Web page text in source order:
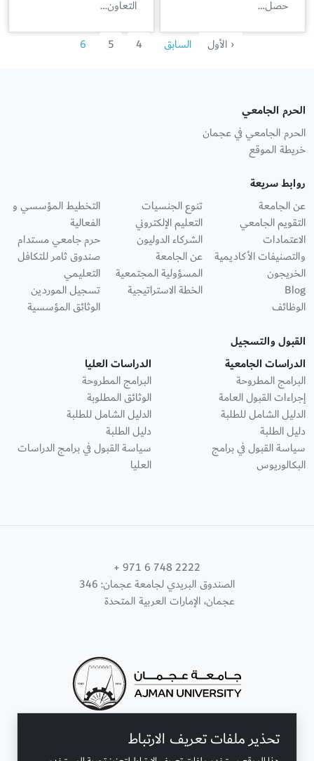
حصل…
التعاون…
‹ الأول السابق 4
5
6
تحذير ملفات تعريف الارتباط
الحرم الجامعي
الحرم الجامعي في عجمان
خريطة الموقع
روابط سريعة
عن الجامعة
التقويم الجامعي
الاعتمادات
والتصنيفات الأكاديمية
الخريجون
Blog
الوظائف
تنوع الجنسيات
التعليم الإلكتروني
الشركاء الدوليون
عن الجامعة
المسؤولية المجتمعية
الخطة الاستراتيجية
التخطيط المؤسسي و
الفعالية
حرم جامعي مستدام
صندوق ثامر للتكافل
التعليمي
تسجيل الموردين
الوثائق المؤسسية
القبول والتسجيل
الدراسات الجامعية
البرامج المطروحة
إجراءات القبول العامة
الدليل الشامل للطلبة
دليل الطلبة
سياسة القبول في برامج
البكالوريوس
الدراسات العليا
البرامج المطروحة
الوثائق المطلوبة
الدليل الشامل للطلبة
دليل الطلبة
سياسة القبول في برامج الدراسات
العليا
+ 971 6 748 2222
الصندوق البريدي لجامعة عجمان: 346
عجمان، الإمارات العربية المتحدة
تواصل معنا